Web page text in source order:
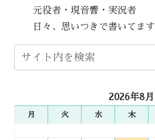
元役者・現音響・実況者
日々、思いつきで書いてます
2026年8月
月 火 水 木